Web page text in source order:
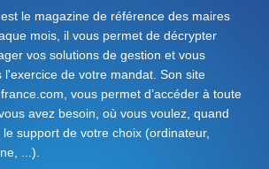
le magazine de référence des maires
mois, il vous permet de décrypter
vos solutions de gestion et vous
l'exercice de votre mandat. Son site
vous permet d’accéder à toute
avez besoin, où vous voulez, quand
support de votre choix (ordinateur,
...).